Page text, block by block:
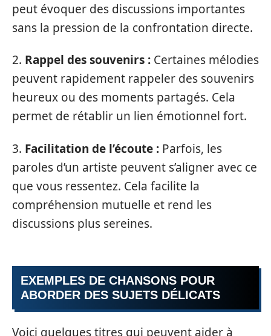
peut évoquer des discussions importantes
sans la pression de la confrontation directe.
2. Rappel des souvenirs : Certaines mélodies
peuvent rapidement rappeler des souvenirs
heureux ou des moments partagés. Cela
permet de rétablir un lien émotionnel fort.
3. Facilitation de l’écoute : Parfois, les
paroles d’un artiste peuvent s’aligner avec ce
que vous ressentez. Cela facilite la
compréhension mutuelle et rend les
discussions plus sereines.
EXEMPLES DE CHANSONS POUR
ABORDER DES SUJETS DÉLICATS
Voici quelques titres qui peuvent aider à